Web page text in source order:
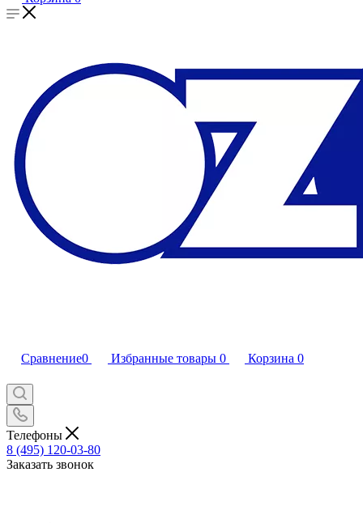
Сравнение0 Избранные товары 0 Корзина 0
Телефоны
8 (495) 120-03-80
Заказать звонок